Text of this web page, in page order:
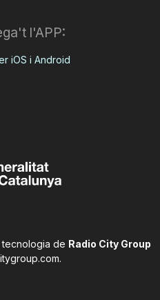
l'APP:
iOS i Android
de Radio City Group
.